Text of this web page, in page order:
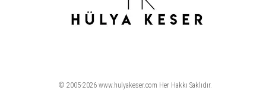
© 2005-2026 www.hulyakeser.com Her Hakkı Saklıdır.